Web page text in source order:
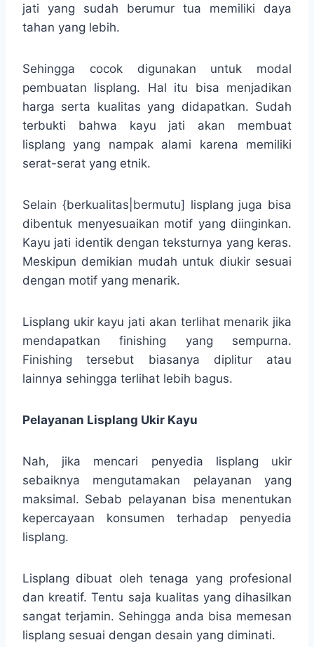
jati yang sudah berumur tua memiliki daya
tahan yang lebih.
Sehingga cocok digunakan untuk modal
pembuatan lisplang. Hal itu bisa menjadikan
harga serta kualitas yang didapatkan. Sudah
terbukti bahwa kayu jati akan membuat
lisplang yang nampak alami karena memiliki
serat-serat yang etnik.
Selain {berkualitas|bermutu] lisplang juga bisa
dibentuk menyesuaikan motif yang diinginkan.
Kayu jati identik dengan teksturnya yang keras.
Meskipun demikian mudah untuk diukir sesuai
dengan motif yang menarik.
Lisplang ukir kayu jati akan terlihat menarik jika
mendapatkan finishing yang sempurna.
Finishing tersebut biasanya diplitur atau
lainnya sehingga terlihat lebih bagus.
Pelayanan Lisplang Ukir Kayu
Nah, jika mencari penyedia lisplang ukir
sebaiknya mengutamakan pelayanan yang
maksimal. Sebab pelayanan bisa menentukan
kepercayaan konsumen terhadap penyedia
lisplang.
Lisplang dibuat oleh tenaga yang profesional
dan kreatif. Tentu saja kualitas yang dihasilkan
sangat terjamin. Sehingga anda bisa memesan
lisplang sesuai dengan desain yang diminati.